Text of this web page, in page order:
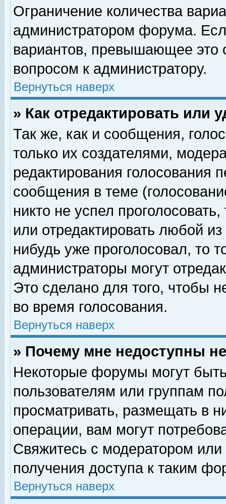
Ограничение количества
администратором форума.
вариантов, превышающее это
вопросом к администратору.
Вернуться наверх
» Как отредактировать или
Так же, как и сообщения,
только их создателями,
редактирования голосования
сообщения в теме
никто не успел
или отредактировать любой
нибудь уже проголосовал, то
администраторы могут
Это сделано для того, чтобы
во время голосования.
Вернуться наверх
» Почему мне недоступны
Некоторые форумы могут
пользователям или группам
просматривать, размещать в
операции, вам могут
Свяжитесь с модератором
получения доступа к таким
Вернуться наверх